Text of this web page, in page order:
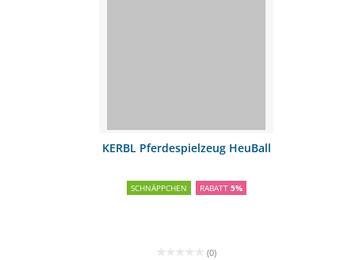
KERBL Pferdespielzeug HeuBall
SCHNÄPPCHEN RABATT5%
(0)